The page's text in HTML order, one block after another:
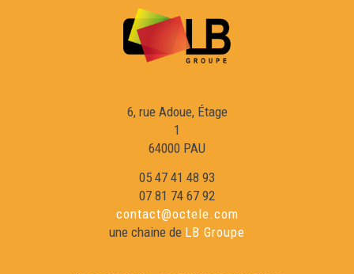
6, rue Adoue, Étage
1
64000 PAU
05 47 41 48 93
07 81 74 67 92
contact@octele.com
une chaine de LB Groupe